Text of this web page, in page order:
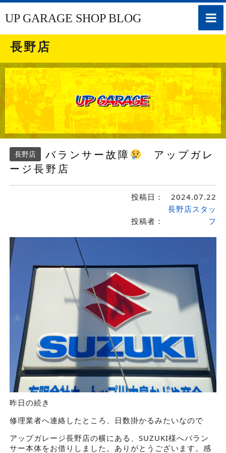
toggle
UP GARAGE SHOP BLOG
長野店
長野店 バランサー故障
アップガレ
ージ長野店
投稿日： 2024.07.22
投稿者：
長野店スタッ
フ
昨日の続き
修理業者へ連絡したところ、日数掛かるみたいなので
アップガレージ長野店の横にある、SUZUKI様へバラン
サー本体をお借りしました。ありがとうございます。感